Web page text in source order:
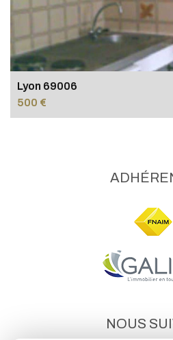
Lyon 69006
500 €
NOUS